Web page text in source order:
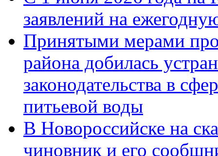
заявлений на
Принятыми мерами
района добилась
законодательства в
питьевой воды
В Новороссийске на
чиновник и его